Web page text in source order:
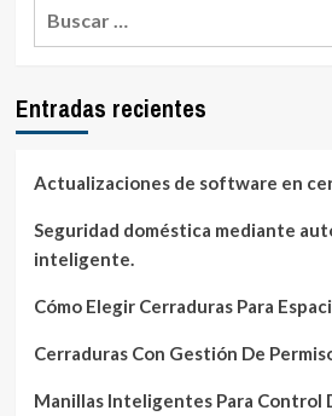
Entradas recientes
Actualizaciones de software en
Seguridad doméstica mediante
inteligente.
Cómo Elegir Cerraduras Para
Cerraduras Con Gestión De
Manillas Inteligentes Para Control